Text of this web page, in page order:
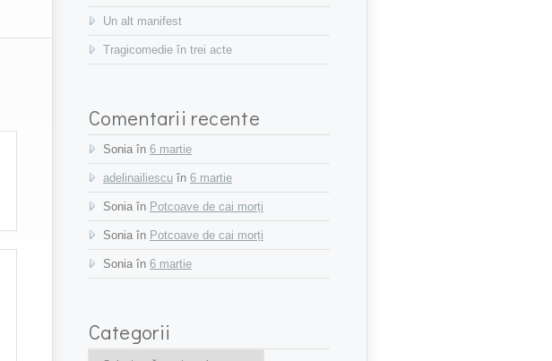
Un alt manifest
Tragicomedie în trei acte
Comentarii recente
Sonia în 6 martie
adelinailiescu în 6 martie
Sonia în Potcoave de cai morți
Sonia în Potcoave de cai morți
Sonia în 6 martie
Categorii